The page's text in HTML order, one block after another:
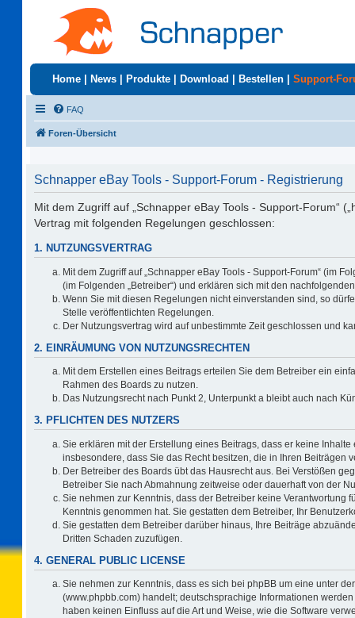
Home News Produkte Download Bestellen Support-
FAQ
Foren-Übersicht
Schnapper eBay Tools - Support-Forum - Registrierung
Mit dem Zugriff auf „Schnapper eBay Tools - Support-Forum“
Vertrag mit folgenden Regelungen geschlossen:
1. NUTZUNGSVERTRAG
Mit dem Zugriff auf „Schnapper eBay Tools - Support-Forum“ (im
(im Folgenden „Betreiber“) und erklären sich mit den
Wenn Sie mit diesen Regelungen nicht einverstanden sind, so
Stelle veröffentlichten Regelungen.
Der Nutzungsvertrag wird auf unbestimmte Zeit geschlossen und
2. EINRÄUMUNG VON NUTZUNGSRECHTEN
Mit dem Erstellen eines Beitrags erteilen Sie dem Betreiber ein
Rahmen des Boards zu nutzen.
Das Nutzungsrecht nach Punkt 2, Unterpunkt a bleibt auch nach
3. PFLICHTEN DES NUTZERS
Sie erklären mit der Erstellung eines Beitrags, dass er keine
insbesondere, dass Sie das Recht besitzen, die in Ihren Beiträgen
Der Betreiber des Boards übt das Hausrecht aus. Bei Verstößen
Betreiber Sie nach Abmahnung zeitweise oder dauerhaft von der
Sie nehmen zur Kenntnis, dass der Betreiber keine Verantwortung
Kenntnis genommen hat. Sie gestatten dem Betreiber, Ihr
Sie gestatten dem Betreiber darüber hinaus, Ihre Beiträge
Dritten Schaden zuzufügen.
4. GENERAL PUBLIC LICENSE
Sie nehmen zur Kenntnis, dass es sich bei phpBB um eine unter der
(www.phpbb.com) handelt; deutschsprachige Informationen
haben keinen Einfluss auf die Art und Weise, wie die Software